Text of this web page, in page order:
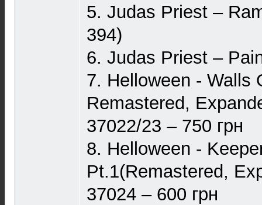
5. Judas Priest –
394)
6. Judas Priest –
7. Helloween - Walls
Remastered,
37022/23 – 750 грн
8. Helloween -
Pt.1(Remastered,
37024 – 600 грн